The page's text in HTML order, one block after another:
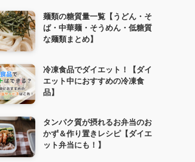
麺類の糖質量一覧【うどん・そ
ば・中華麺・そうめん・低糖質
な麺類まとめ】
冷凍食品でダイエット！【ダイ
エット中におすすめの冷凍食
品】
タンパク質が摂れるお弁当のお
かず＆作り置きレシピ【ダイエ
ット弁当にも！】